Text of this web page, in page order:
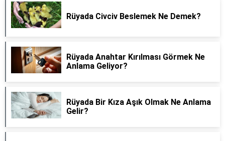
Rüyada Civciv Beslemek Ne Demek?
Rüyada Anahtar Kırılması Görmek Ne
Anlama Geliyor?
Rüyada Bir Kıza Aşık Olmak Ne Anlama
Gelir?